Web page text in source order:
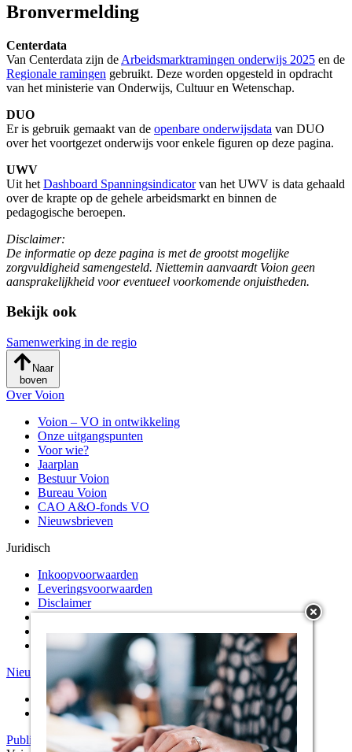
Bronvermelding
Centerdata
Van Centerdata zijn de Arbeidsmarktramingen onderwijs 2025 en de
Regionale ramingen gebruikt. Deze worden opgesteld in opdracht
van het ministerie van Onderwijs, Cultuur en Wetenschap.
DUO
Er is gebruik gemaakt van de openbare onderwijsdata van DUO
over het voortgezet onderwijs voor enkele figuren op deze pagina.
UWV
Uit het Dashboard Spanningsindicatorvan het UWV is data gehaald
over de krapte op de gehele arbeidsmarkt en binnen de
pedagogische beroepen.
Disclaimer:
De informatie op deze pagina is met de grootst mogelijke
zorgvuldigheid samengesteld. Niettemin aanvaardt Voion geen
aansprakelijkheid voor eventueel voorkomende onjuistheden.
Bekijk ook
Samenwerking in de regio
Naar
boven
Over Voion
Voion – VO in ontwikkeling
Onze uitgangspunten
Voor wie?
Jaarplan
Bestuur Voion
Bureau Voion
CAO A&O-fonds VO
Nieuwsbrieven
Juridisch
Inkoopvoorwaarden
Leveringsvoorwaarden
Disclaimer
Cookiepolicy
KvK nummer
Privacystatement
Nieuws
Kernopgaven
Onderwijsarbeidsmarkt
Veilig en vitaal werken
Publicaties
InstrumentenAgenda